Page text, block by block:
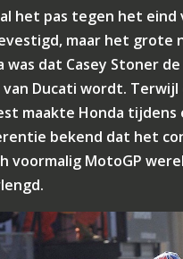
het pas tegen het eind
maar het grote
was dat Casey Stoner
Ducati wordt. Terwijl
maakte Honda tijdens
bekend dat het
voormalig MotoGP